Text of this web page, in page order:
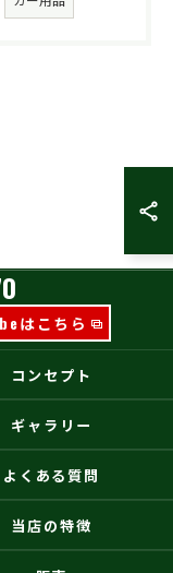
はこちら
コンセプト
ギャラリー
よくある質問
当店の特徴